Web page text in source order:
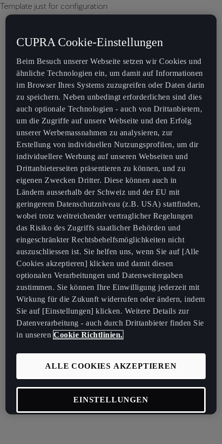
Template just for configuration
CUPRA Cookie-Einstellungen
Beim Besuch unserer Webseite setzen wir Cookies und
ähnliche Technologien ein, um damit auf Informationen
im Browser Ihres Systems zuzugreifen oder Daten darin
zu speichern. Neben unbedingt erforderlichen sind dies
auch optionale Technologien - auch von Drittanbietern,
um die Zugriffe auf unsere Webseite und den Erfolg
unserer Werbemassnahmen zu analysieren, zur
Erstellung von individuellen Nutzungsprofilen, um dir
individuellere Werbung auf unseren Webseiten und
Drittanbieterseiten präsentieren zu können, und zu
eigenen Zwecken Dritter. Diese können auch in
Ländern ausserhalb der Schweiz und der EU mit
geringerem Datenschutzniveau (z.B. USA) stattfinden,
wobei trotz weitreichender vertraglicher Regelungen
das Risiko des Zugriffs staatlicher Behörden und
eingeschränkter Rechtsbehelfsmöglichkeiten nicht
auszuschliessen ist. Sie helfen uns, wenn Sie auf [Alle
Cookies akzeptieren] klicken und damit diesen
optionalen Verarbeitungen und Datenweitergaben
zustimmen. Sie können Ihre Einwilligung jederzeit mit
Wirkung für die Zukunft widerrufen oder ändern, indem
Sie auf [Einstellungen] klicken. Weitere Details zur
Datenverarbeitung - auch durch Drittanbieter finden Sie
in unseren Cookie Richtlinien.
ALLE COOKIES AKZEPTIEREN
EINSTELLUNGEN